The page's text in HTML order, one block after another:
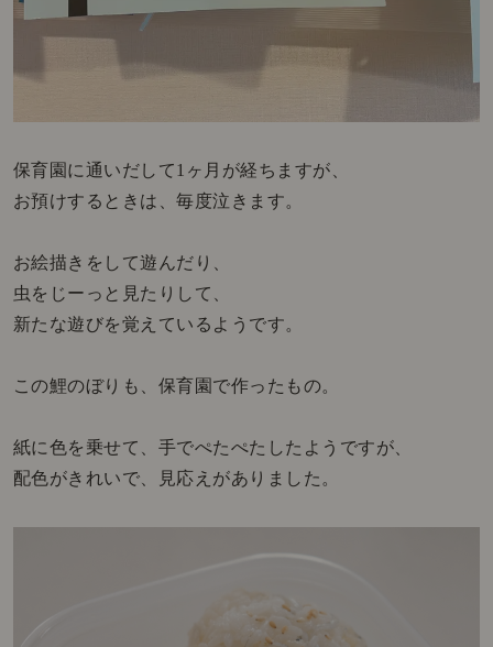
保育園に通いだして1ヶ月が経ちますが、
お預けするときは、毎度泣きます。
お絵描きをして遊んだり、
虫をじーっと見たりして、
新たな遊びを覚えているようです。
この鯉のぼりも、保育園で作ったもの。
紙に色を乗せて、手でぺたぺたしたようですが、
配色がきれいで、見応えがありました。